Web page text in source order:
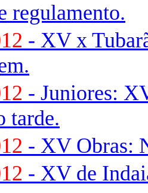
regulamento.
- XV x
- Juniores:
tarde.
- XV Obras:
- XV de